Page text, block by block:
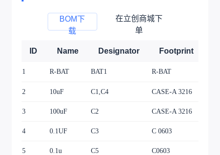
BOM下
载
在立创商城下
单
ID Name Designator Footprint
1 R-BAT BAT1 R-BAT
2 10uF C1,C4 CASE-A 3216
3 100uF C2 CASE-A 3216
4 0.1UF C3 C 0603
5 0.1u C5 C0603